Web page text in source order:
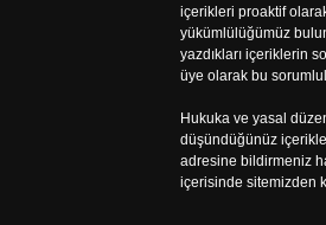
içerikleri proaktif
yükümlülüğümüz
yazdıkları içeriklerin
üye olarak bu
Hukuka ve yasal
düşündüğünüz
adresine bildirmeniz
içerisinde sitemizden